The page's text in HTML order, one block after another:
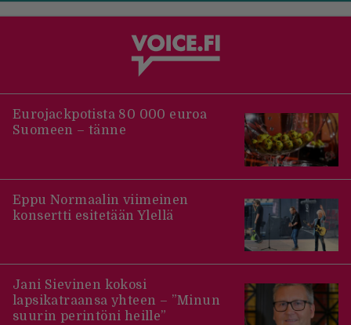
Eurojackpotista 80 000 euroa
Suomeen – tänne
Eppu Normaalin viimeinen
konsertti esitetään Ylellä
Jani Sievinen kokosi
lapsikatraansa yhteen – ”Minun
suurin perintöni heille”